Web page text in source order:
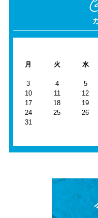
月
火 水
3
4 5
10
11 12
17
18 19
24
25 26
31